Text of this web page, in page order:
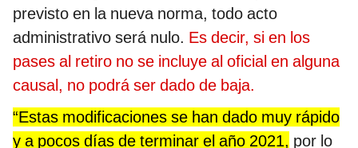
previsto en la nueva norma, todo acto
administrativo será nulo. Es decir, si en los
pases al retiro no se incluye al oficial en alguna
causal, no podrá ser dado de baja.
“Estas modificaciones se han dado muy rápido
y a pocos días de terminar el año 2021, por lo